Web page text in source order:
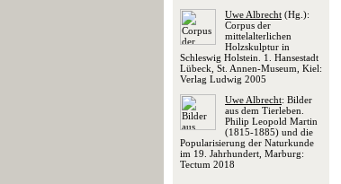
Uwe Albrecht (Hg.):
Corpus der
mittelalterlichen
Holzskulptur in
Schleswig Holstein. 1. Hansestadt
Lübeck, St. Annen-Museum, Kiel:
Verlag Ludwig 2005
Uwe Albrecht: Bilder
aus dem Tierleben.
Philip Leopold Martin
(1815-1885) und die
Popularisierung der Naturkunde
im 19. Jahrhundert, Marburg:
Tectum 2018